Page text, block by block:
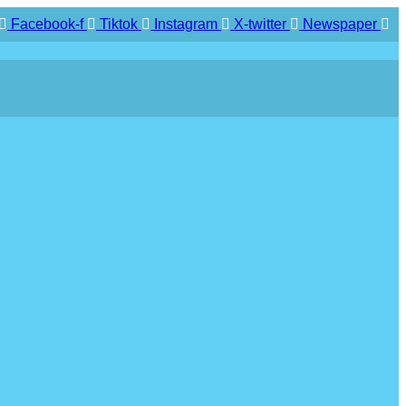
Facebook-f Tiktok Instagram X-twitter Newspaper